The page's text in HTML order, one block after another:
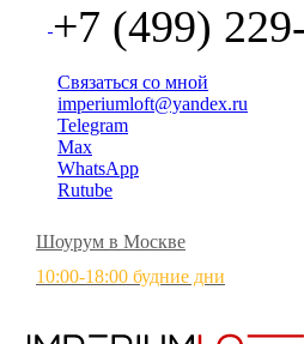
+7 (499)
Связаться со мной
imperiumloft@yandex.ru
Telegram
Max
WhatsApp
Rutube
Шоурум в Москве
10:00-18:00 будние дни